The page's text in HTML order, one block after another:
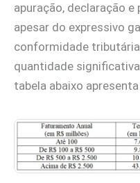
apuração, declaração
apesar do expressivo
conformidade
quantidade
tabela abaixo